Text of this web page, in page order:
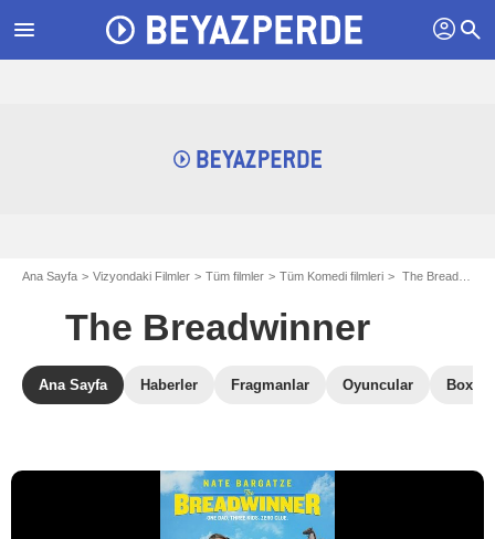
menu profil search
Ana Sayfa Vizyondaki Filmler Tüm filmler Tüm Komedi filmleri The Breadwinner
The Breadwinner
Ana Sayfa Haberler Fragmanlar Oyuncular Box